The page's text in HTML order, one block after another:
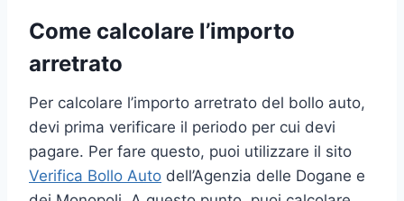
Come calcolare l’importo
arretrato
Per calcolare l’importo arretrato del bollo auto,
devi prima verificare il periodo per cui devi
pagare. Per fare questo, puoi utilizzare il sito
Verifica Bollo Auto dell’Agenzia delle Dogane e